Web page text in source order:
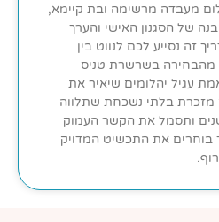
מעבדה מרשימה ובת קיימא,
של הסגנון האישי והערך
זה נסייע לכם לנווט בין
מהבחירה בשרשרת טניס
עגיל יהלומים שיאיר את
מזכרת בלתי נשכחת שתלווה
ותסמל את הקשר העמוק
בוחרים את התכשיט המדויק